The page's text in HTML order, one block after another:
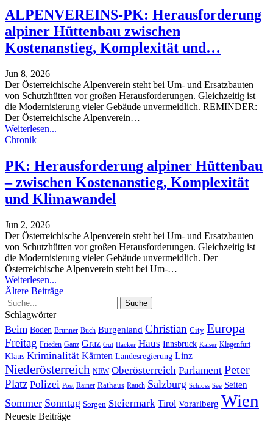
ALPENVEREINS-PK: Herausforderung
alpiner Hüttenbau zwischen
Kostenanstieg, Komplexität und…
Jun 8, 2026
Der Österreichische Alpenverein steht bei Um- und Ersatzbauten
von Schutzhütten vor großen Herausforderungen. Gleichzeitig ist
die Modernisierung vieler Gebäude unvermeidlich. REMINDER:
Der Österreichische Alpenverein…
Weiterlesen...
Chronik
PK: Herausforderung alpiner Hüttenbau
– zwischen Kostenanstieg, Komplexität
und Klimawandel
Jun 2, 2026
Der Österreichische Alpenverein steht bei Um- und Ersatzbauten
von Schutzhütten vor großen Herausforderungen. Gleichzeitig ist
die Modernisierung vieler Gebäude unvermeidlich. Der
Österreichische Alpenverein steht bei Um-…
Weiterlesen...
Ältere Beiträge
Schlagwörter
Beim Boden Brunner Buch Burgenland Christian City Europa
Freitag Frieden Ganz Graz Gut Hacker Haus Innsbruck Kaiser Klagenfurt
Klaus Kriminalität Kärnten Landesregierung Linz
Niederösterreich NRW Oberösterreich Parlament Peter
Platz Polizei Post Rainer Rathaus Rauch Salzburg Schloss See Seiten
Sommer Sonntag Sorgen Steiermark Tirol Vorarlberg Wien
Neueste Beiträge